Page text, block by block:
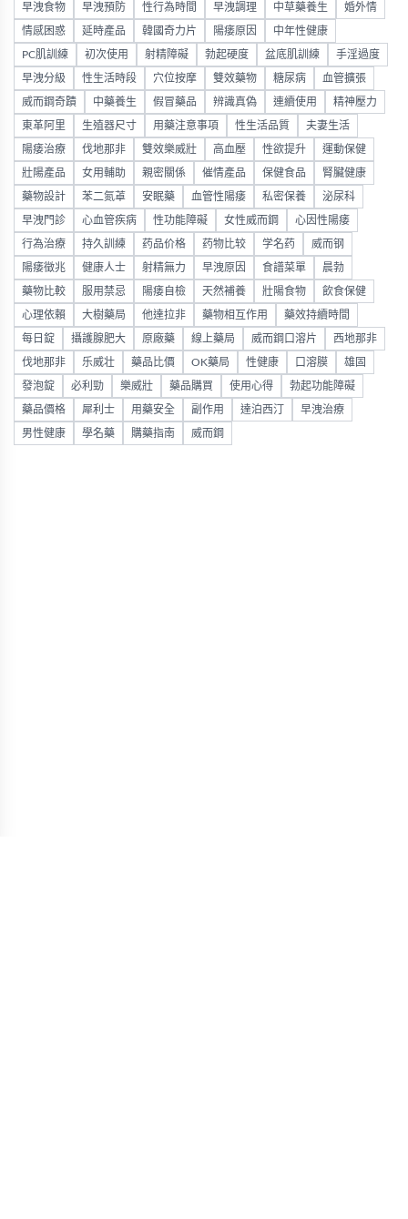
早洩食物 早洩預防 性行為時間 早洩調理 中草藥養生 婚外情
情感困惑 延時產品 韓國奇力片 陽痿原因 中年性健康
PC肌訓練 初次使用 射精障礙 勃起硬度 盆底肌訓練 手淫過度
早洩分級 性生活時段 穴位按摩 雙效藥物 糖尿病 血管擴張
威而鋼奇蹟 中藥養生 假冒藥品 辨識真偽 連續使用 精神壓力
東革阿里 生殖器尺寸 用藥注意事項 性生活品質 夫妻生活
陽痿治療 伐地那非 雙效樂威壯 高血壓 性欲提升 運動保健
壯陽產品 女用輔助 親密關係 催情產品 保健食品 腎臟健康
藥物設計 苯二氮䓬 安眠藥 血管性陽痿 私密保養 泌尿科
早洩門診 心血管疾病 性功能障礙 女性威而鋼 心因性陽痿
行為治療 持久訓練 药品价格 药物比较 学名药 威而钢
陽痿徵兆 健康人士 射精無力 早洩原因 食譜菜單 晨勃
藥物比較 服用禁忌 陽痿自檢 天然補養 壯陽食物 飲食保健
心理依賴 大樹藥局 他達拉非 藥物相互作用 藥效持續時間
每日錠 攝護腺肥大 原廠藥 線上藥局 威而鋼口溶片 西地那非
伐地那非 乐威壮 藥品比價 OK藥局 性健康 口溶膜 雄固
發泡錠 必利勁 樂威壯 藥品購買 使用心得 勃起功能障礙
藥品價格 犀利士 用藥安全 副作用 達泊西汀 早洩治療
男性健康 學名藥 購藥指南 威而鋼